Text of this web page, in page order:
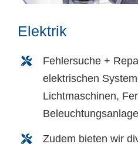
Elektrik
Fehlersuche +
elektrischen
Lichtmaschinen,
Zudem bieten wir